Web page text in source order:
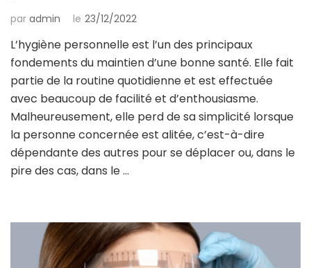
par admin le 23/12/2022
L’hygiène personnelle est l’un des principaux
fondements du maintien d’une bonne santé. Elle fait
partie de la routine quotidienne et est effectuée
avec beaucoup de facilité et d’enthousiasme.
Malheureusement, elle perd de sa simplicité lorsque
la personne concernée est alitée, c’est-à-dire
dépendante des autres pour se déplacer ou, dans le
pire des cas, dans le …